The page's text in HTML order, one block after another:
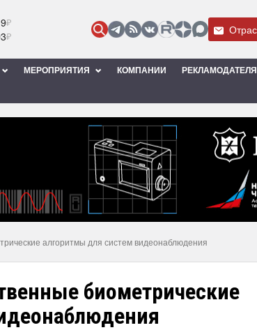
₽
₽
МЕРОПРИЯТИЯ КОМПАНИИ
алгоритмы для систем видеонаблюдения
биометрические